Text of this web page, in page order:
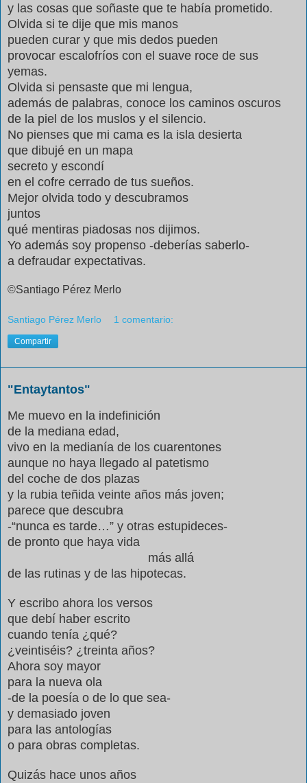
y las cosas que soñaste que te había prometido.
Olvida si te dije que mis manos
pueden curar y que mis dedos pueden
provocar escalofríos con el suave roce de sus
yemas.
Olvida si pensaste que mi lengua,
además de palabras, conoce los caminos oscuros
de la piel de los muslos y el silencio.
No pienses que mi cama es la isla desierta
que dibujé en un mapa
secreto y escondí
en el cofre cerrado de tus sueños.
Mejor olvida todo y descubramos
juntos
qué mentiras piadosas nos dijimos.
Yo además soy propenso -deberías saberlo-
a defraudar expectativas.
©Santiago Pérez Merlo
Santiago Pérez Merlo 1 comentario:
Compartir
"Entaytantos"
Me muevo en la indefinición
de la mediana edad,
vivo en la medianía de los cuarentones
aunque no haya llegado al patetismo
del coche de dos plazas
y la rubia teñida veinte años más joven;
parece que descubra
-“nunca es tarde…” y otras estupideces-
de pronto que haya vida
más allá
de las rutinas y de las hipotecas.
Y escribo ahora los versos
que debí haber escrito
cuando tenía ¿qué?
¿veintiséis? ¿treinta años?
Ahora soy mayor
para la nueva ola
-de la poesía o de lo que sea-
y demasiado joven
para las antologías
o para obras completas.
Quizás hace unos años